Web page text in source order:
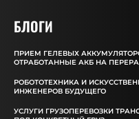
БЛОГИ
ПРИЕМ ГЕЛЕВЫХ
ОТРАБОТАННЫЕ АКБ НА
РОБОТОТЕХНИКА И
ИНЖЕНЕРОВ БУДУЩЕГО
УСЛУГИ ГРУЗОПЕРЕВОЗКИ